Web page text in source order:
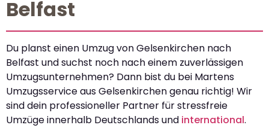
Belfast
Du planst einen Umzug von Gelsenkirchen nach
Belfast und suchst noch nach einem zuverlässigen
Umzugsunternehmen? Dann bist du bei Martens
Umzugsservice aus Gelsenkirchen genau richtig! Wir
sind dein professioneller Partner für stressfreie
Umzüge innerhalb Deutschlands und international.